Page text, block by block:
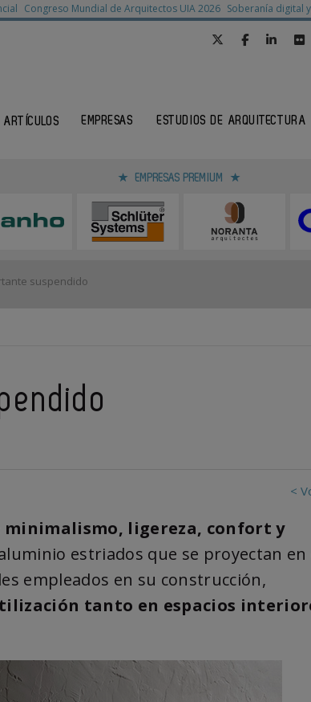
Congreso Mundial de Arquitectos UIA 2026 Soberanía digital
ARTÍCULOS EMPRESAS ESTUDIOS DE ARQUITECTURA
EMPRESAS PREMIUM
suspendido
<
minimalismo, ligereza, confort y
estriados que se proyectan en
empleados en su construcción,
tanto en espacios